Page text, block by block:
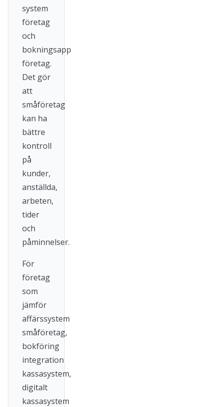
system
företag
och
bokningsapp
företag.
Det gör
att
småföretag
kan ha
bättre
kontroll
på
kunder,
anställda,
arbeten,
tider
och
påminnelser.
För
företag
som
jämför
affärssystem
småföretag,
bokföring
integration
kassasystem,
digitalt
kassasystem